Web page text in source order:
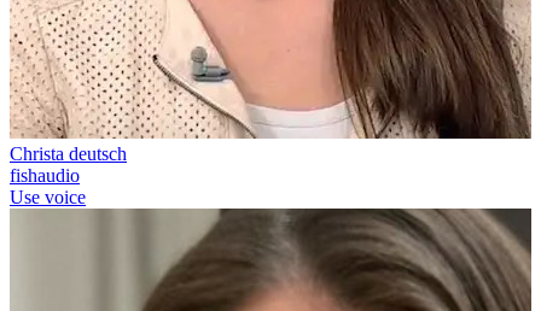
Christa deutsch
fishaudio
Use voice